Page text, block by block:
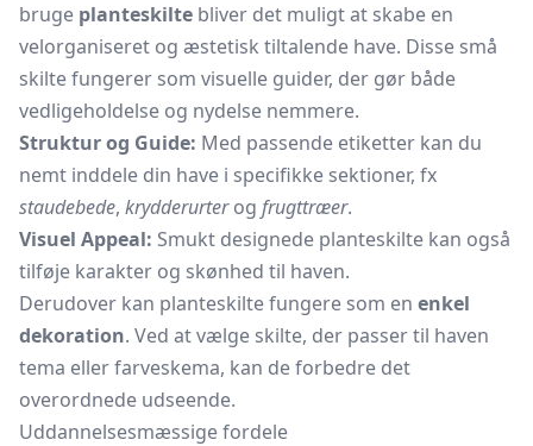
bruge planteskilte bliver det muligt at skabe en
velorganiseret og æstetisk tiltalende have. Disse små
skilte fungerer som visuelle guider, der gør både
vedligeholdelse og nydelse nemmere.
Struktur og Guide: Med passende etiketter kan du
nemt inddele din have i specifikke sektioner, fx
staudebede, krydderurterog frugttræer.
Visuel Appeal: Smukt designede planteskilte kan også
tilføje karakter og skønhed til haven.
Derudover kan planteskilte fungere som en enkel
dekoration. Ved at vælge skilte, der passer til haven
tema eller farveskema, kan de forbedre det
overordnede udseende.
Uddannelsesmæssige fordele